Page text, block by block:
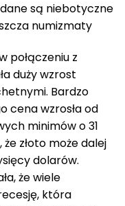
są niebotyczne
numizmaty
połączeniu z
duży wzrost
Bardzo
cena wzrosła od
minimów o 31
złoto może dalej
dolarów.
że wiele
która